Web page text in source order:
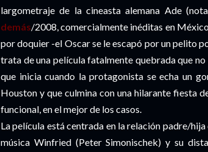
largometraje de la cineasta alemana Ade
demás/2008, comercialmente inéditas en
por doquier -el Oscar se le escapó por un pelito
trata de una película fatalmente quebrada que
que inicia cuando la protagonista se echa un
Houston y que culmina con una hilarante fiesta
funcional, en el mejor de los casos.
La película está centrada en la relación padre/
música Winfried (Peter Simonischek) y su